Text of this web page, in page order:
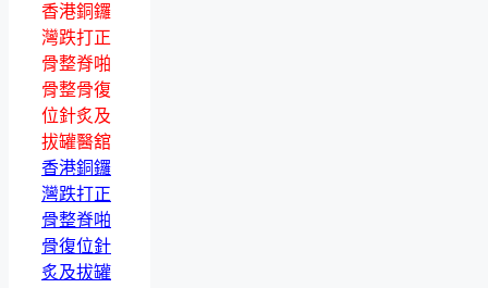
香港銅鑼
灣跌打正
骨整脊啪
骨整骨復
位針炙及
拔罐醫舘
香港銅鑼
灣跌打正
骨整脊啪
骨復位針
炙及拔罐